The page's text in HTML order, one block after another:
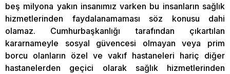
beş milyona yakın insanımız varken bu insanların sağlık
hizmetlerinden faydalanamaması söz konusu dahi
olamaz. Cumhurbaşkanlığı tarafından çıkartılan
kararnameyle sosyal güvencesi olmayan veya prim
borcu olanların özel ve vakıf hastaneleri hariç diğer
hastanelerden geçici olarak sağlık hizmetlerinden